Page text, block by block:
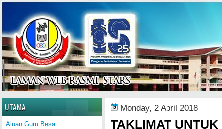
Home
Monday, 2 April 2018
TAKLIMAT
UTAMA
Aluan Guru Besar